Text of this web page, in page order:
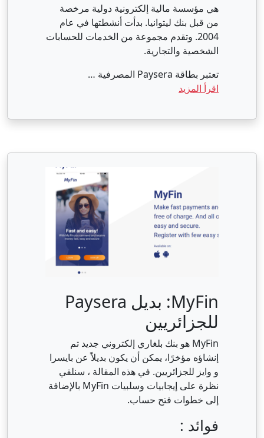
هي مؤسسة مالية إلكترونية دولية مرخصة
من قبل بنك ليتوانيا. بدأت أنشطتها في عام
2004. وتقدم مجموعة من الخدمات للحسابات
الشخصية والتجارية.
تعتبر بطاقة Paysera المصرفية …
اقرأ المزيد
MyFin: بديل Paysera
للجزائريين
MyFin هو بنك بلغاري إلكتروني جديد تم
إنشاؤه مؤخرًا، يمكن أن يكون بديلاً عن بايسرا
و وايز للجزائريين. في هذه المقالة ، سنلقي
نظرة على إيجابيات وسلبيات MyFin بالإضافة
إلى خطوات فتح حساب.
فوائد :